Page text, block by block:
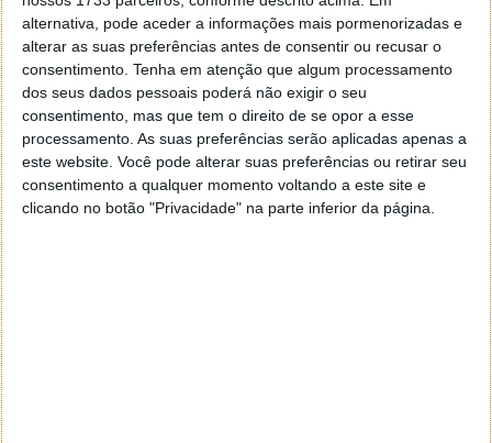
alternativa, pode aceder a informações mais pormenorizadas e
alterar as suas preferências antes de consentir ou recusar o
consentimento. Tenha em atenção que algum processamento
dos seus dados pessoais poderá não exigir o seu
consentimento, mas que tem o direito de se opor a esse
processamento. As suas preferências serão aplicadas apenas a
este website. Você pode alterar suas preferências ou retirar seu
consentimento a qualquer momento voltando a este site e
clicando no botão "Privacidade" na parte inferior da página.